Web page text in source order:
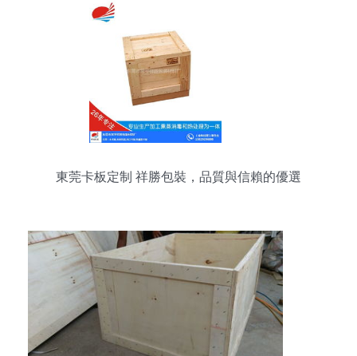
東莞卡板定制 祥勝包裝，品質與信賴的優選